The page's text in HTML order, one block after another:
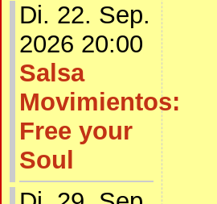
Di. 22. Sep.
2026 20:00
Salsa
Movimientos:
Free your
Soul